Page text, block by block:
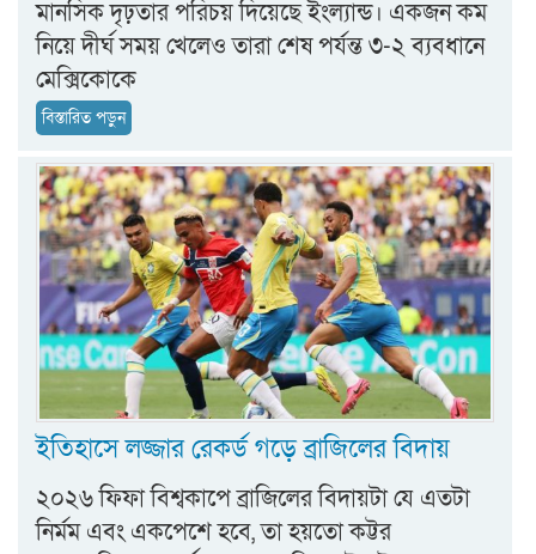
মানসিক দৃঢ়তার পরিচয় দিয়েছে ইংল্যান্ড। একজন কম
নিয়ে দীর্ঘ সময় খেলেও তারা শেষ পর্যন্ত ৩-২ ব্যবধানে
মেক্সিকোকে
বিস্তারিত পড়ুন
ইতিহাসে লজ্জার রেকর্ড গড়ে ব্রাজিলের বিদায়
২০২৬ ফিফা বিশ্বকাপে ব্রাজিলের বিদায়টা যে এতটা
নির্মম এবং একপেশে হবে, তা হয়তো কট্টর